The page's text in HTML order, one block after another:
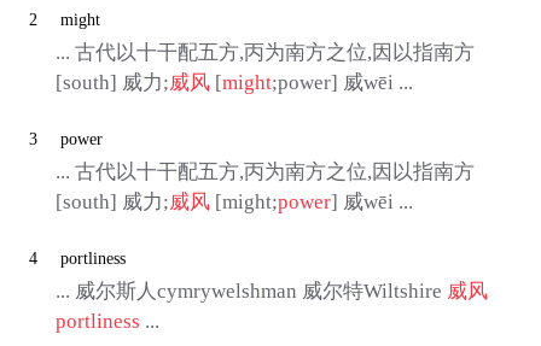
2 might
... 古代以十干配五方,丙为南方之位,因以指南方
[south] 威力;威风[might;power] 威wēi ...
3 power
... 古代以十干配五方,丙为南方之位,因以指南方
[south] 威力;威风[might;power] 威wēi ...
4 portliness
... 威尔斯人cymrywelshman 威尔特Wiltshire 威风
portliness ...